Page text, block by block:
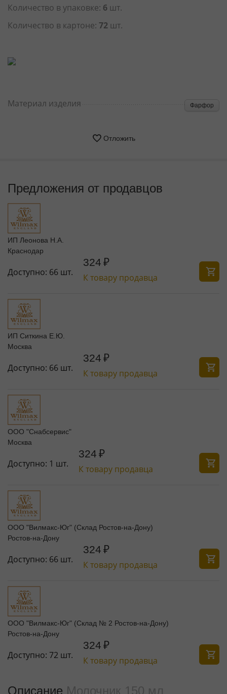
Количество в упаковке: 6 шт.
Количество в картоне: 72 шт.
Материал изделия Фарфор
Отложить
Предложения от продавцов
ИП Леонова Н.А.
Краснодар
Доступно: 66 шт.
324 ₽
К товару продавца
ИП Ситкина Е.Ю.
Москва
Доступно: 66 шт.
324 ₽
К товару продавца
ООО "Снабсервис"
Москва
Доступно: 1 шт.
324 ₽
К товару продавца
ООО "Вилмакс-Юг" (Склад Ростов-на-Дону)
Ростов-на-Дону
Доступно: 66 шт.
324 ₽
К товару продавца
ООО "Вилмакс-Юг" (Склад № 2 Ростов-на-Дону)
Ростов-на-Дону
Доступно: 72 шт.
324 ₽
К товару продавца
Описание Молочник 150 мл